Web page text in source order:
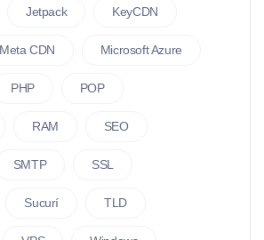
Jetpack KeyCDN
Meta CDN Microsoft Azure
PHP POP
RAM SEO
SMTP SSL
Sucurí TLD